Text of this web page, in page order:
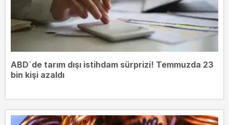
ABD`de tarım dışı istihdam sürprizi! Temmuzda 23
bin kişi azaldı